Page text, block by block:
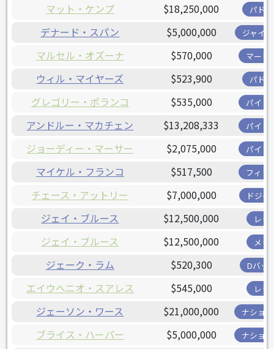
マット・ケンプ $18,250,000 パド
デナード・スパン $5,000,000 ジャイ
マルセル・オズーナ $570,000 マーリ
ウィル・マイヤーズ $523,900 パド
グレゴリー・ポランコ $535,000 パイレ
アンドルー・マカチェン $13,208,333 パイレ
ジョーディー・マーサー $2,075,000 パイレ
マイケル・フランコ $517,500 フィリ
チェース・アットリー $7,000,000 ドジャ
ジェイ・ブルース $12,500,000 レッ
ジェイ・ブルース $12,500,000 メッ
ジェーク・ラム $520,300 Dバッ
エイウヘニオ・スアレス $545,000 レッ
ジェーソン・ワース $21,000,000 ナショ
ブライス・ハーパー $5,000,000 ナショ